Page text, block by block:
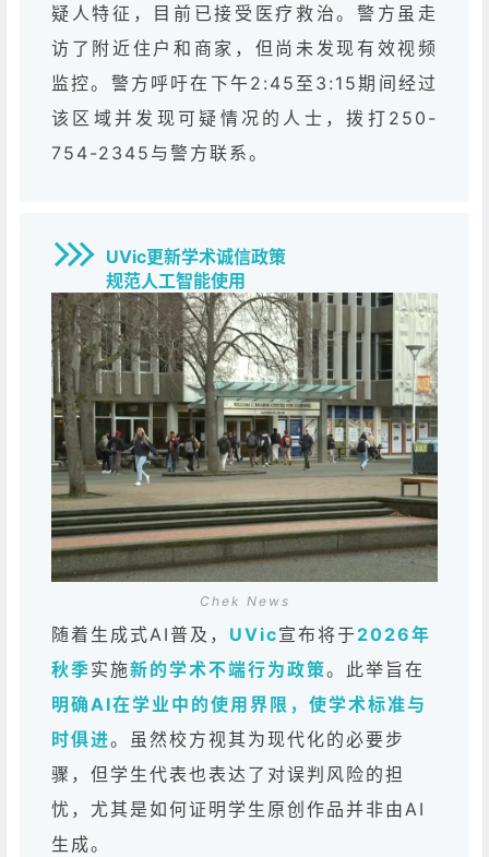
疑人特征，目前已接受医疗救治。警方虽走
访了附近住户和商家，但尚未发现有效视频
监控。警方呼吁在下午2:45至3:15期间经过
该区域并发现可疑情况的人士，拨打250-
754-2345与警方联系。
UVic更新学术诚信政策
规范人工智能使用
Chek News
随着生成式AI普及， UVic宣布将于2026年
秋季实施新的学术不端行为政策。此举旨在
明确AI在学业中的使用界限，使学术标准与
时俱进。虽然校方视其为现代化的必要步
骤，但学生代表也表达了对误判风险的担
忧，尤其是如何证明学生原创作品并非由AI
生成。